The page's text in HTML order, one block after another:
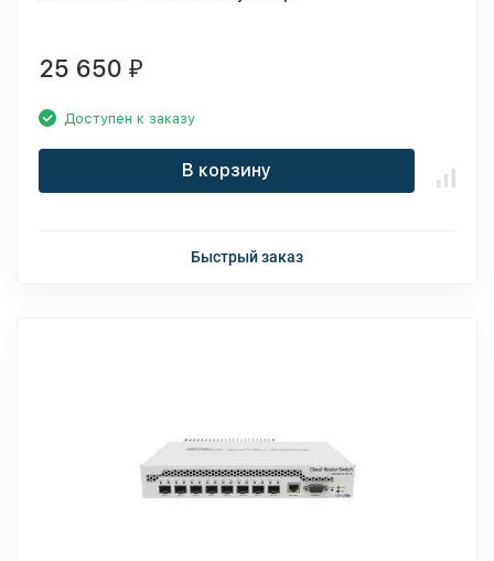
25 650 ₽
Доступен к заказу
В корзину
Быстрый заказ